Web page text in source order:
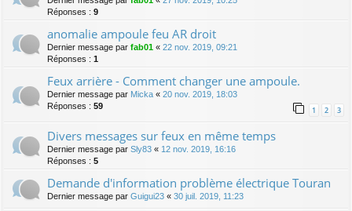
Réponses : 9
anomalie ampoule feu AR droit
Dernier message par fab01 « 22 nov. 2019, 09:21
Réponses : 1
Feux arrière - Comment changer une ampoule.
Dernier message par Micka « 20 nov. 2019, 18:03
Réponses : 59 1 2 3
Divers messages sur feux en même temps
Dernier message par Sly83 « 12 nov. 2019, 16:16
Réponses : 5
Demande d'information problème électrique Touran
Dernier message par Guigui23 « 30 juil. 2019, 11:23